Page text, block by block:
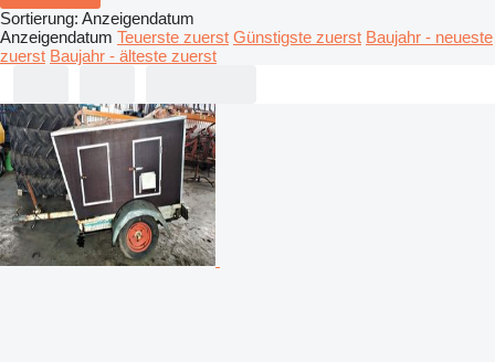
Sortierung: Anzeigendatum
Anzeigendatum Teuerste zuerst Günstigste zuerst Baujahr - neueste
zuerst Baujahr - älteste zuerst